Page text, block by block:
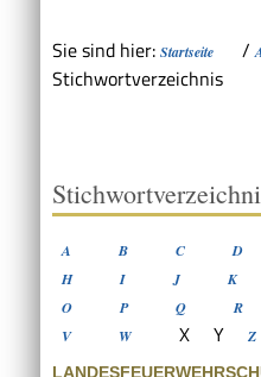
Sie sind hier: Startseite /
Stichwortverzeichnis
A B C D
H
I J K
O
P Q R
V
W X Y Z